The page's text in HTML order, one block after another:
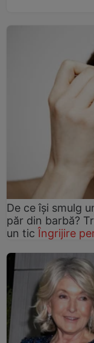
De ce își smulg
păr din barbă?
un tic Îngrijire